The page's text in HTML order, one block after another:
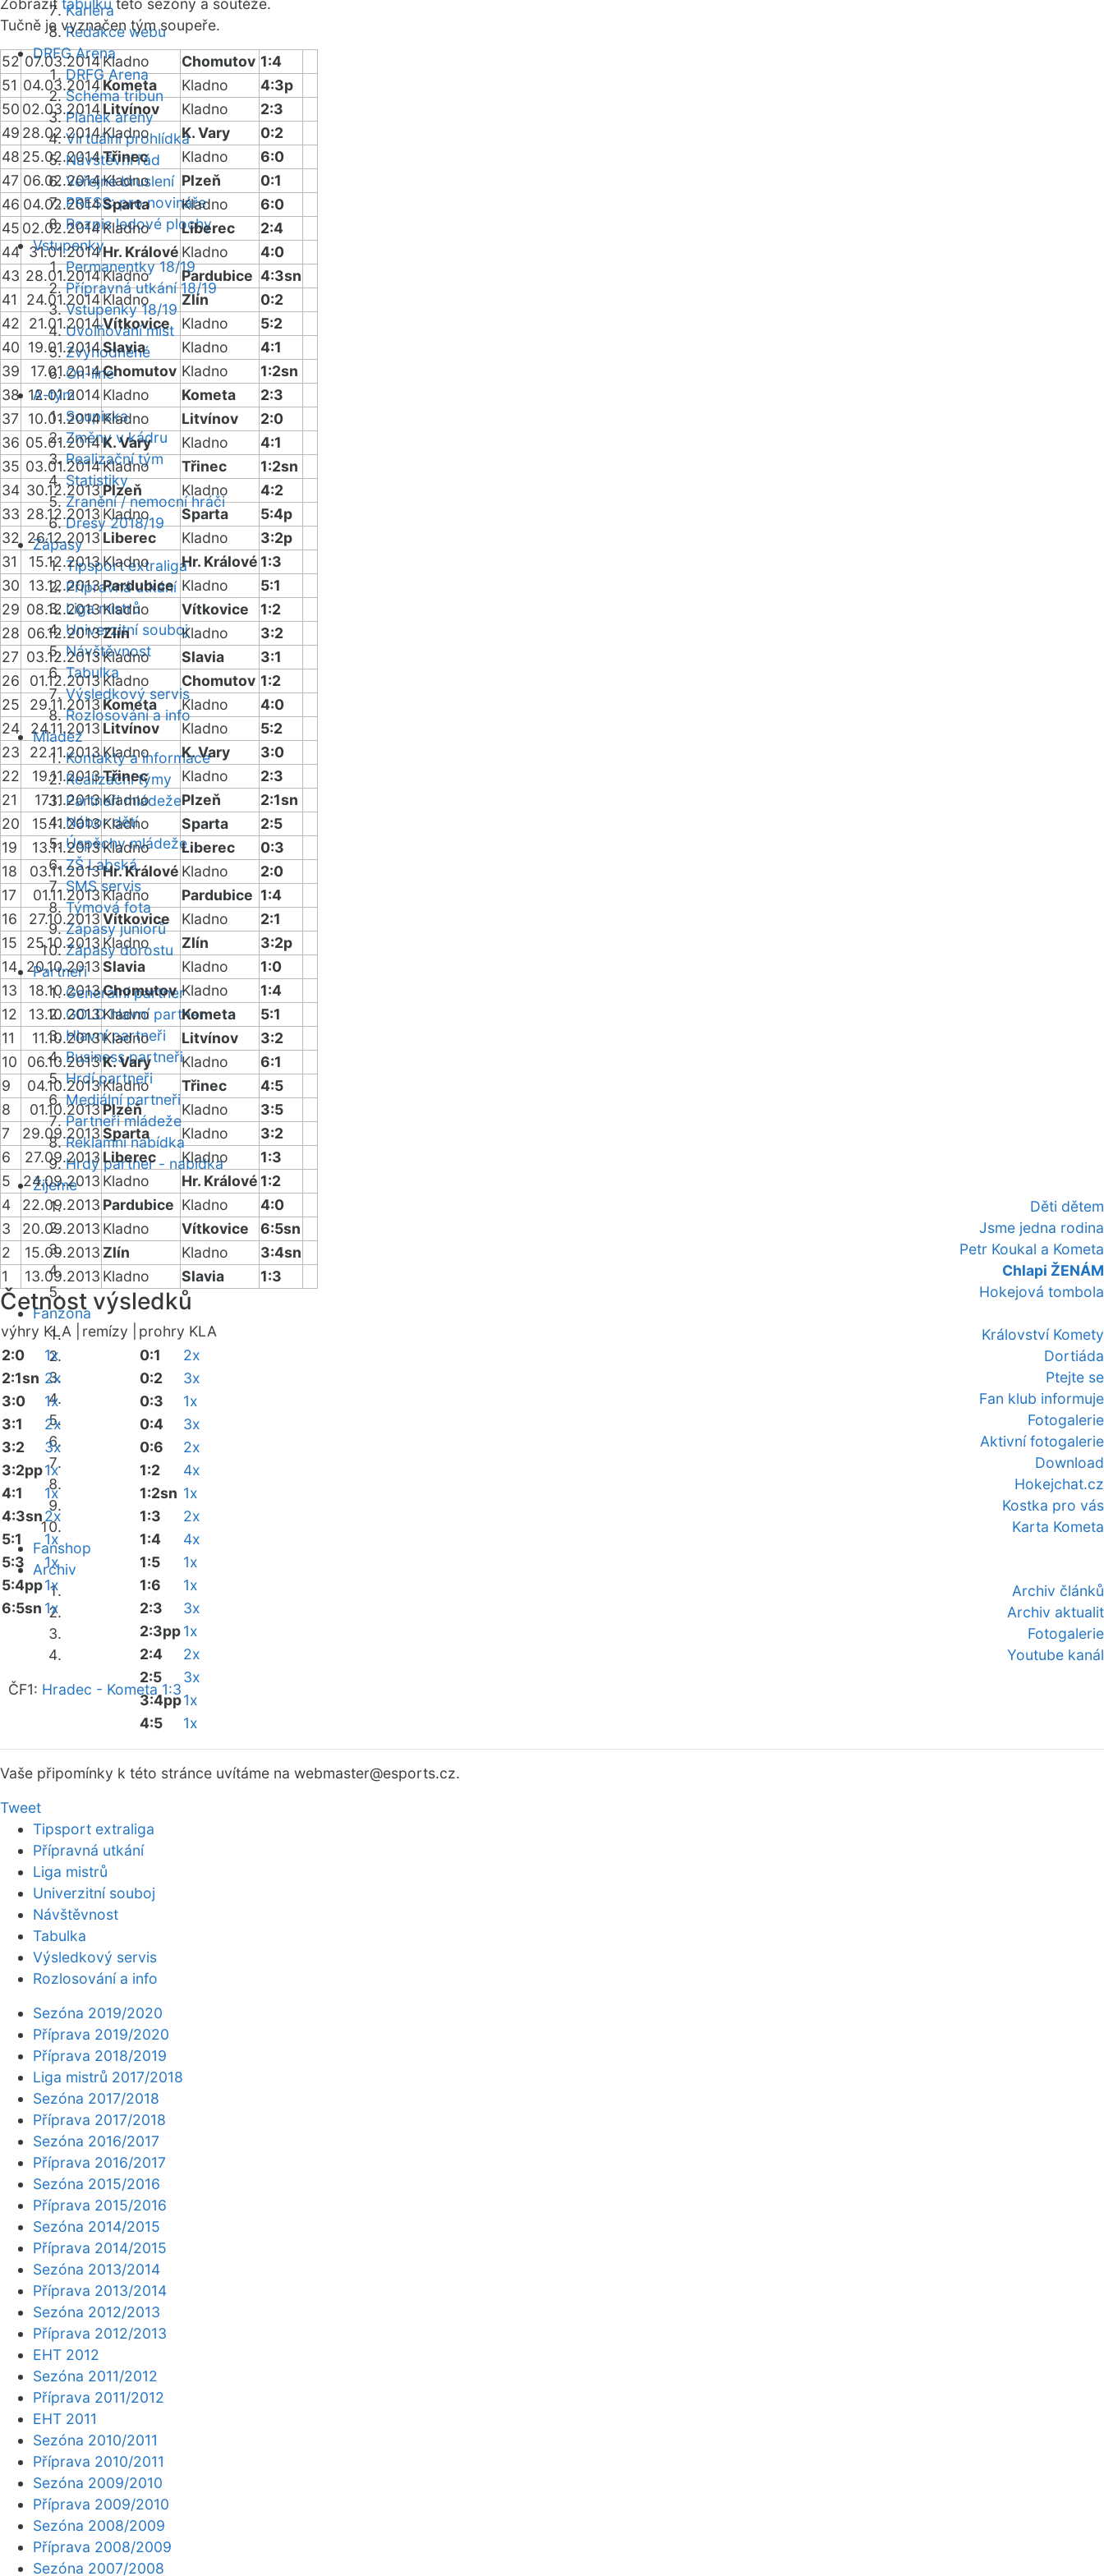
Kariéra
Redakce webu
DRFG Arena
DRFG Arena
Schéma tribun
Plánek areny
Virtuální prohlídka
Návštěvní řád
Veřejné bruslení
PRESS: pro novináře
Rozpis ledové plochy
Vstupenky
Permanentky 18/19
Přípravná utkání 18/19
Vstupenky 18/19
Uvolňování míst
Zvýhodněné
On-line
A-tým
Soupiska
Změny v kádru
Realizační tým
Statistiky
Zranění / nemocní hráči
Dresy 2018/19
Zápasy
Tipsport extraliga
Přípravná utkání
Liga mistrů
Univerzitní souboj
Návštěvnost
Tabulka
Výsledkový servis
Rozlosování a info
Mládež
Kontakty a informace
Realizační týmy
Partneři mládeže
Nábor dětí
Úspěchy mládeže
ZŠ Labská
SMS servis
Týmová fota
Zápasy juniorů
Zápasy dorostu
Partneři
Generální partner
GOLD hlavní partner
Hlavní partneři
Business partneři
Hrdí partneři
Mediální partneři
Partneři mládeže
Reklamní nabídka
Hrdý partner - nabídka
Žijeme
Děti dětem
Jsme jedna rodina
Petr Koukal a Kometa
Chlapi ŽENÁM
Hokejová tombola
Fanzóna
Království Komety
Dortiáda
Ptejte se
Fan klub informuje
Fotogalerie
Aktivní fotogalerie
Download
Hokejchat.cz
Kostka pro vás
Karta Kometa
Fanshop
Archiv
Archiv článků
Archiv aktualit
Fotogalerie
Youtube kanál
ČF1: Hradec - Kometa 1:3
Zobrazit tabulku této sezóny a soutěže.
Tučně je vyznačen tým soupeře.
52 07.03.2014Kladno Chomutov 1:4
51 04.03.2014Kometa Kladno
4:3p
50 02.03.2014Litvínov Kladno
2:3
49 28.02.2014Kladno K. Vary
0:2
48 25.02.2014Třinec Kladno
6:0
47 06.02.2014Kladno Plzeň
0:1
46 04.02.2014Sparta Kladno
6:0
45 02.02.2014Kladno Liberec
2:4
44 31.01.2014Hr. Králové Kladno
4:0
43 28.01.2014Kladno Pardubice 4:3sn
41
24.01.2014Kladno Zlín
0:2
42
21.01.2014Vítkovice Kladno
5:2
40 19.01.2014Slavia Kladno
4:1
39
17.01.2014Chomutov Kladno
1:2sn
38 12.01.2014Kladno Kometa
2:3
37
10.01.2014Kladno Litvínov
2:0
36 05.01.2014K. Vary Kladno
4:1
35 03.01.2014Kladno Třinec
1:2sn
34 30.12.2013Plzeň Kladno
4:2
33 28.12.2013 Kladno Sparta
5:4p
32 26.12.2013 Liberec Kladno
3:2p
31
15.12.2013Kladno Hr. Králové 1:3
30
13.12.2013Pardubice Kladno
5:1
29 08.12.2013Kladno Vítkovice
1:2
28 06.12.2013Zlín Kladno
3:2
27 03.12.2013Kladno Slavia
3:1
26
01.12.2013 Kladno Chomutov 1:2
25
29.11.2013Kometa Kladno
4:0
24
24.11.2013 Litvínov Kladno
5:2
23
22.11.2013Kladno K. Vary
3:0
22
19.11.2013Třinec Kladno
2:3
21
17.11.2013Kladno Plzeň
2:1sn
20
15.11.2013Kladno Sparta
2:5
19
13.11.2013Kladno Liberec
0:3
18
03.11.2013Hr. Králové Kladno
2:0
17
01.11.2013Kladno Pardubice 1:4
16
27.10.2013Vítkovice Kladno
2:1
15
25.10.2013 Kladno Zlín
3:2p
14 20.10.2013Slavia Kladno
1:0
13
18.10.2013Chomutov Kladno
1:4
12
13.10.2013Kladno Kometa
5:1
11
11.10.2013Kladno Litvínov
3:2
10
06.10.2013K. Vary Kladno
6:1
9
04.10.2013Kladno Třinec
4:5
8
01.10.2013Plzeň Kladno
3:5
7
29.09.2013Sparta Kladno
3:2
6
27.09.2013 Liberec Kladno
1:3
5
24.09.2013 Kladno Hr. Králové 1:2
4
22.09.2013 Pardubice Kladno
4:0
3
20.09.2013 Kladno Vítkovice
6:5sn
2
15.09.2013 Zlín Kladno
3:4sn
1
13.09.2013 Kladno Slavia 1:3
Četnost výsledků
výhry KLA | remízy |
prohry KLA
2:0
1x
2:1sn 2x
3:0
1x
3:1
2x
3:2
3x
3:2pp1x
4:1
1x
4:3sn2x
5:1
1x
5:3
1x
5:4pp1x
6:5sn 1x
0:1
2x
0:2
3x
0:3
1x
0:4
3x
0:6
2x
1:2
4x
1:2sn 1x
1:3
2x
1:4
4x
1:5
1x
1:6
1x
2:3
3x
2:3pp1x
2:4
2x
2:5
3x
3:4pp1x
4:5
1x
Vaše připomínky k této stránce uvítáme na webmaster@esports.cz.
Tweet
Tipsport extraliga
Přípravná utkání
Liga mistrů
Univerzitní souboj
Návštěvnost
Tabulka
Výsledkový servis
Rozlosování a info
Sezóna 2019/2020
Příprava 2019/2020
Příprava 2018/2019
Liga mistrů 2017/2018
Sezóna 2017/2018
Příprava 2017/2018
Sezóna 2016/2017
Příprava 2016/2017
Sezóna 2015/2016
Příprava 2015/2016
Sezóna 2014/2015
Příprava 2014/2015
Sezóna 2013/2014
Příprava 2013/2014
Sezóna 2012/2013
Příprava 2012/2013
EHT 2012
Sezóna 2011/2012
Příprava 2011/2012
EHT 2011
Sezóna 2010/2011
Příprava 2010/2011
Sezóna 2009/2010
Příprava 2009/2010
Sezóna 2008/2009
Příprava 2008/2009
Sezóna 2007/2008